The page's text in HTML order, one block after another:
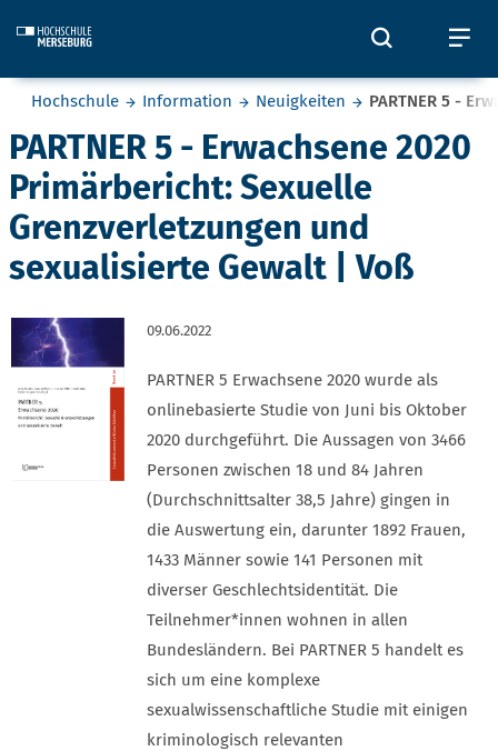
Öffnet
Sie befinden sich hier:
Hochschule Information Neuigkeiten PARTNER 5 -
PARTNER 5 - Erwachsene 2020
Primärbericht: Sexuelle
Grenzverletzungen und
sexualisierte Gewalt | Voß
09.06.2022
PARTNER 5 Erwachsene 2020 wurde als
onlinebasierte Studie von Juni bis Oktober
2020 durchgeführt. Die Aussagen von 3466
Personen zwischen 18 und 84 Jahren
(Durchschnittsalter 38,5 Jahre) gingen in
die Auswertung ein, darunter 1892 Frauen,
1433 Männer sowie 141 Personen mit
diverser Geschlechtsidentität. Die
Teilnehmer*innen wohnen in allen
Bundesländern. Bei PARTNER 5 handelt es
sich um eine komplexe
sexualwissenschaftliche Studie mit einigen
kriminologisch relevanten